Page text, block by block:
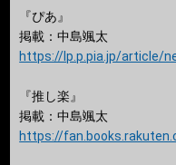
『ぴあ』
掲載：中島颯太
https://lp.p.pia.jp/article/
『推し楽』
掲載：中島颯太
https://